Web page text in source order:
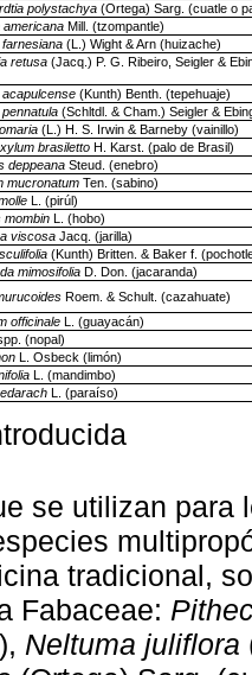
polystachya (Ortega) Sarg. (cuatle o
americana Mill. (tzompantle)
farnesiana (L.) Wight & Arn (huizache)
retusa (Jacq.) P. G. Ribeiro, Seigler &
(Kunth) Benth. (tepehuaje)
pennatula (Schltdl. & Cham.) Seigler &
(L.) H. S. Irwin & Barneby (vainillo)
brasiletto H. Karst. (palo de Brasil)
deppeana Steud. (enebro)
mucronatum Ten. (sabino)
L. (pirúl)
mombin L. (hobo)
viscosa Jacq. (jarilla)
(Kunth) Britten. & Baker f.
mimosifolia D. Don. (jacaranda)
Roem. & Schult. (cazahuate)
officinale L. (guayacán)
(nopal)
L. Osbeck (limón)
L. (mandimbo)
L. (paraíso)
se utilizan para
tradicional,
Fabaceae:
Neltuma juliflora